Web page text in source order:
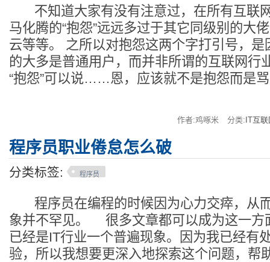
不知道大家有没有注意过，在所有互联
马化腾的“抱怨”远远多过于其它同级别的大
云等等。 之所以对抱怨这两个字打引号，是
的大多是普通用户，而并非所谓的互联网行
“抱怨”可以说……恩，应该就不是抱怨而是
作者:鸡啄米 分类: IT互
程序员职业倦怠怎么破
分类标签: 程序员
程序员在编程的时候因为心力交瘁，从
象并不罕见。 很多文章都可以成为这一方
已经是IT行业一个普遍现象。因为我已经有
验，所以我想要更深入地探索这个问题，帮